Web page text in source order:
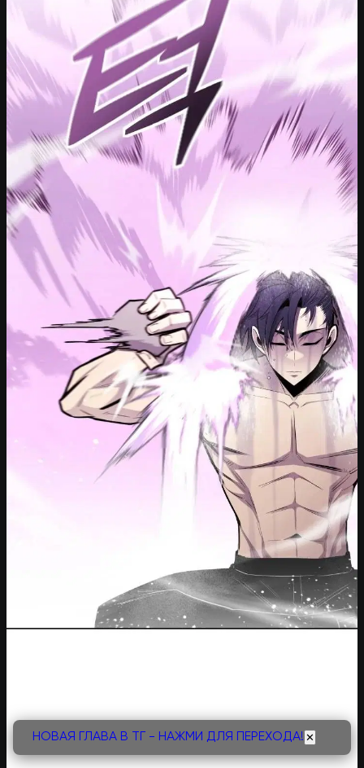
НОВАЯ ГЛАВА В ТГ - НАЖМИ ДЛЯ ПЕРЕХОДА! ✕